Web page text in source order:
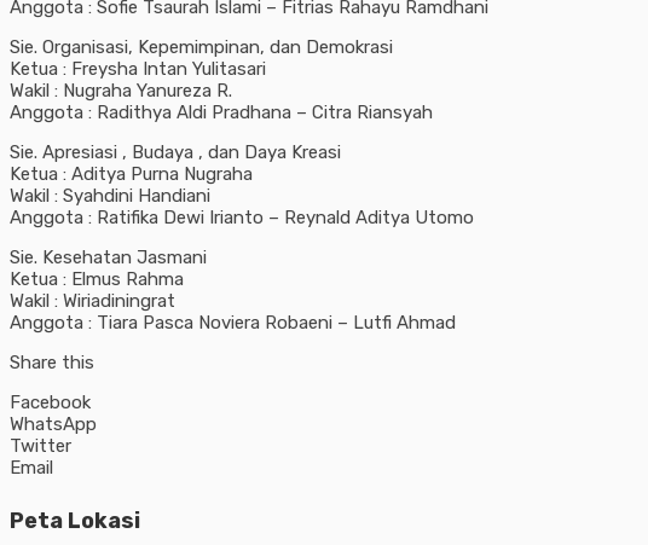
Anggota : Sofie Tsaurah Islami – Fitrias Rahayu Ramdhani
Sie. Organisasi, Kepemimpinan, dan Demokrasi
Ketua : Freysha Intan Yulitasari
Wakil : Nugraha Yanureza R.
Anggota : Radithya Aldi Pradhana – Citra Riansyah
Sie. Apresiasi , Budaya , dan Daya Kreasi
Ketua : Aditya Purna Nugraha
Wakil : Syahdini Handiani
Anggota : Ratifika Dewi Irianto – Reynald Aditya Utomo
Sie. Kesehatan Jasmani
Ketua : Elmus Rahma
Wakil : Wiriadiningrat
Anggota : Tiara Pasca Noviera Robaeni – Lutfi Ahmad
Share this
Facebook
WhatsApp
Twitter
Email
Peta Lokasi